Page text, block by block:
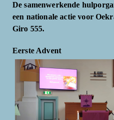
De samenwerkende
een nationale actie voor
Giro 555.
Eerste Advent